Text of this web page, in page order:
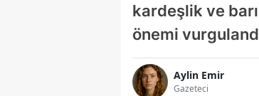
kardeşlik ve
önemi
Aylin Emir
Gazeteci